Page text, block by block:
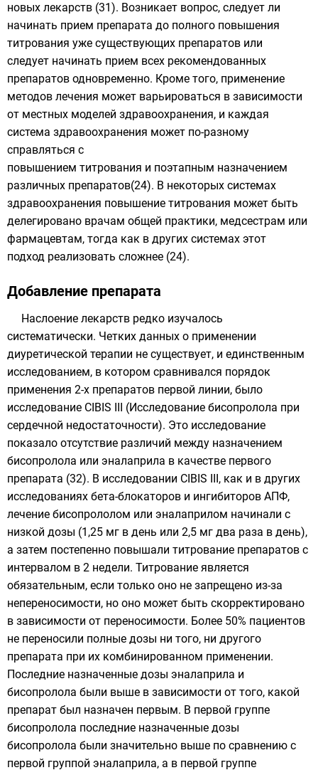
новых лекарств (31). Возникает вопрос, следует ли
начинать прием препарата до полного повышения
титрования уже существующих препаратов или
следует начинать прием всех рекомендованных
препаратов одновременно. Кроме того, применение
методов лечения может варьироваться в зависимости
от местных моделей здравоохранения, и каждая
система здравоохранения может по-разному
справляться с
повышением титрования и поэтапным назначением
различных препаратов(24). В некоторых системах
здравоохранения повышение титрования может быть
делегировано врачам общей практики, медсестрам или
фармацевтам, тогда как в других системах этот
подход реализовать сложнее (24).
Добавление препарата
Наслоение лекарств редко изучалось
систематически. Четких данных о применении
диуретической терапии не существует, и единственным
исследованием, в котором сравнивался порядок
применения 2-х препаратов первой линии, было
исследование CIBIS III (Исследование бисопролола при
сердечной недостаточности). Это исследование
показало отсутствие различий между назначением
бисопролола или эналаприла в качестве первого
препарата (32). В исследовании CIBIS III, как и в других
исследованиях бета-блокаторов и ингибиторов АПФ,
лечение бисопрололом или эналаприлом начинали с
низкой дозы (1,25 мг в день или 2,5 мг два раза в день),
а затем постепенно повышали титрование препаратов с
интервалом в 2 недели. Титрование является
обязательным, если только оно не запрещено из-за
непереносимости, но оно может быть скорректировано
в зависимости от переносимости. Более 50% пациентов
не переносили полные дозы ни того, ни другого
препарата при их комбинированном применении.
Последние назначенные дозы эналаприла и
бисопролола были выше в зависимости от того, какой
препарат был назначен первым. В первой группе
бисопролола последние назначенные дозы
бисопролола были значительно выше по сравнению с
первой группой эналаприла, а в первой группе